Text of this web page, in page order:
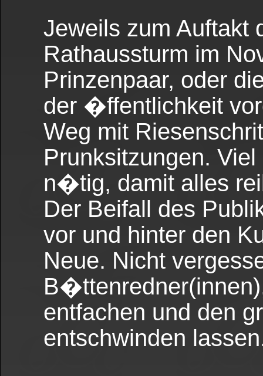
Jeweils zum Auftakt
Rathaussturm im
Prinzenpaar, oder
der �ffentlichkeit
Weg mit
Prunksitzungen.
n�tig, damit alles
Der Beifall des
vor und hinter den
Neue. Nicht
entfachen und den
entschwinden